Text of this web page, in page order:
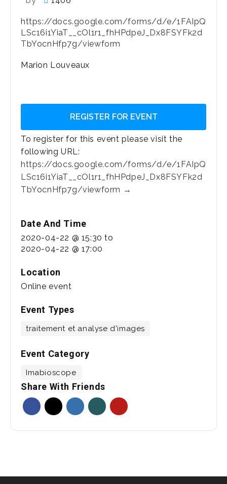
https://docs.google.com/forms/d/e/1FAIpQ
LSc16i1YiaT__cOl1r1_fhHPdpeJ_Dx8FSYFk2d
TbYocnHfp7g/viewform
Marion Louveaux
REGISTER FOR EVENT
To register for this event please visit the
following URL:
https://docs.google.com/forms/d/e/1FAIpQ
LSc16i1YiaT__cOl1r1_fhHPdpeJ_Dx8FSYFk2d
TbYocnHfp7g/viewform →
Date And Time
2020-04-22 @ 15:30to
2020-04-22 @ 17:00
Location
Online event
Event Types
traitement et analyse d'images
Event Category
Imabioscope
Share With Friends